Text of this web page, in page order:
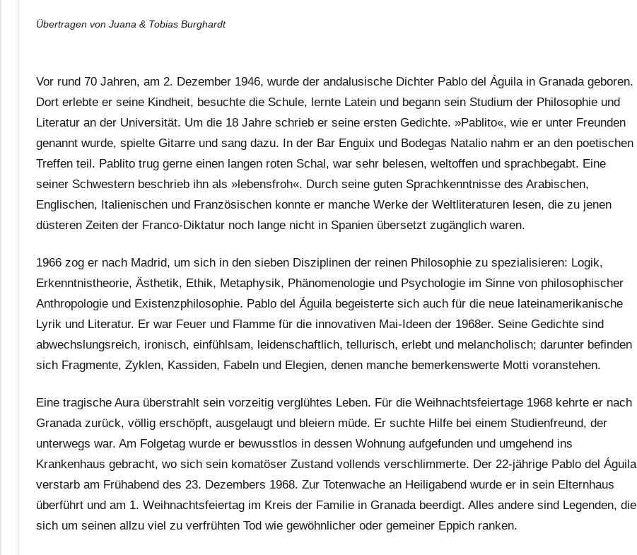
Übertragen von Juana & Tobias Burghardt
Vor rund 70 Jahren, am 2. Dezember 1946, wurde der andalusische Dichter Pablo del Águila in Granada geboren.
Dort erlebte er seine Kindheit, besuchte die Schule, lernte Latein und begann sein Studium der Philosophie und
Literatur an der Universität. Um die 18 Jahre schrieb er seine ersten Gedichte. »Pablito«, wie er unter Freunden
genannt wurde, spielte Gitarre und sang dazu. In der Bar Enguix und Bodegas Natalio nahm er an den poetischen
Treffen teil. Pablito trug gerne einen langen roten Schal, war sehr belesen, weltoffen und sprachbegabt. Eine
seiner Schwestern beschrieb ihn als »lebensfroh«. Durch seine guten Sprachkenntnisse des Arabischen,
Englischen, Italienischen und Französischen konnte er manche Werke der Weltliteraturen lesen, die zu jenen
düsteren Zeiten der Franco-Diktatur noch lange nicht in Spanien übersetzt zugänglich waren.
1966 zog er nach Madrid, um sich in den sieben Disziplinen der reinen Philosophie zu spezialisieren: Logik,
Erkenntnistheorie, Ästhetik, Ethik, Metaphysik, Phänomenologie und Psychologie im Sinne von philosophischer
Anthropologie und Existenzphilosophie. Pablo del Águila begeisterte sich auch für die neue lateinamerikanische
Lyrik und Literatur. Er war Feuer und Flamme für die innovativen Mai-Ideen der 1968er. Seine Gedichte sind
abwechslungsreich, ironisch, einfühlsam, leidenschaftlich, tellurisch, erlebt und melancholisch; darunter befinden
sich Fragmente, Zyklen, Kassiden, Fabeln und Elegien, denen manche bemerkenswerte Motti voranstehen.
Eine tragische Aura überstrahlt sein vorzeitig verglühtes Leben. Für die Weihnachtsfeiertage 1968 kehrte er nach
Granada zurück, völlig erschöpft, ausgelaugt und bleiern müde. Er suchte Hilfe bei einem Studienfreund, der
unterwegs war. Am Folgetag wurde er bewusstlos in dessen Wohnung aufgefunden und umgehend ins
Krankenhaus gebracht, wo sich sein komatöser Zustand vollends verschlimmerte. Der 22-jährige Pablo del Águila
verstarb am Frühabend des 23. Dezembers 1968. Zur Totenwache an Heiligabend wurde er in sein Elternhaus
überführt und am 1. Weihnachtsfeiertag im Kreis der Familie in Granada beerdigt. Alles andere sind Legenden, die
sich um seinen allzu viel zu verfrühten Tod wie gewöhnlicher oder gemeiner Eppich ranken.